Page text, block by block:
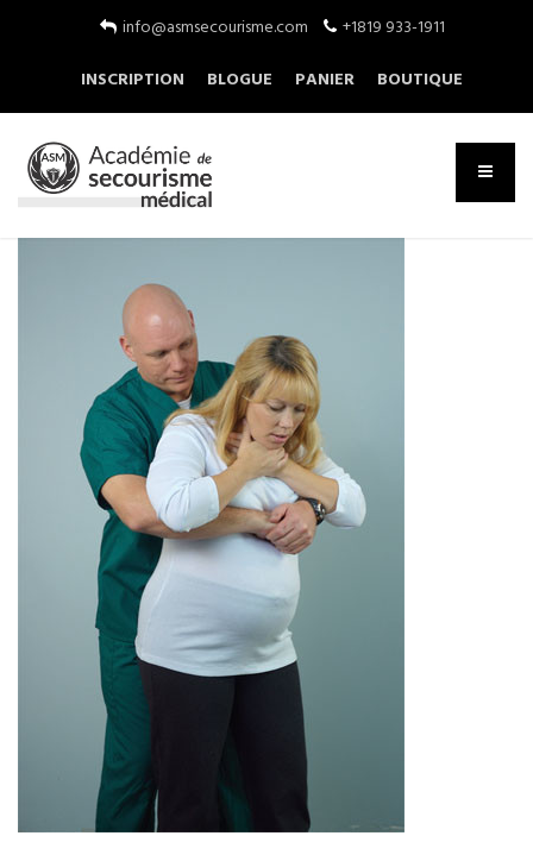
info@asmsecourisme.com
+1819 933-1911
INSCRIPTION
BLOGUE PANIER BOUTIQUE